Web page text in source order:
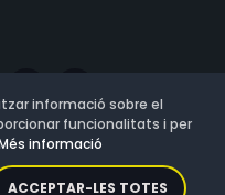
informació sobre el
funcionalitats i per
informació
ACCEPTAR-LES TOTES